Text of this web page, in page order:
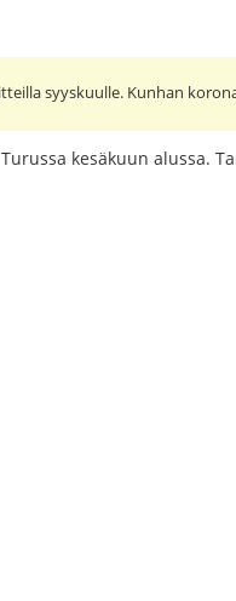
syyskuulle. Kunhan
kesäkuun alussa.